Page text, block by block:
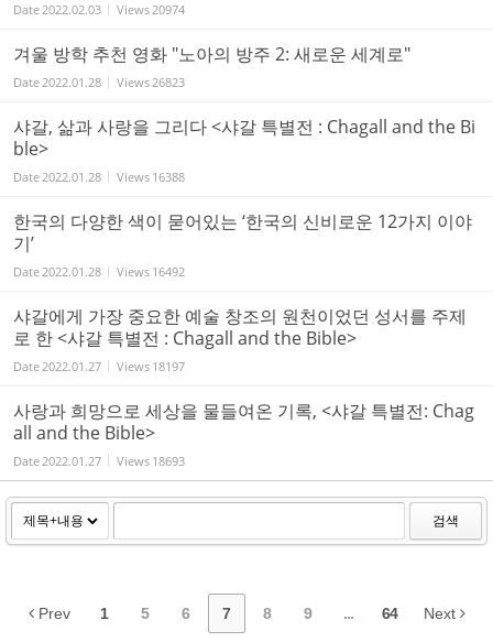
Date2022.02.03 Views20974
겨울 방학 추천 영화 "노아의 방주 2: 새로운 세계로"
Date2022.01.28 Views26823
샤갈, 삶과 사랑을 그리다 <샤갈 특별전 : Chagall and the Bi
ble>
Date2022.01.28 Views 16388
한국의 다양한 색이 묻어있는 ‘한국의 신비로운 12가지 이야
기’
Date2022.01.28 Views 16492
샤갈에게 가장 중요한 예술 창조의 원천이었던 성서를 주제
로 한 <샤갈 특별전 : Chagall and the Bible>
Date2022.01.27 Views 18197
사랑과 희망으로 세상을 물들여온 기록, <샤갈 특별전: Chag
all and the Bible>
Date2022.01.27 Views 18693
검색
Prev 1 5 6 7 8 9 ... 64 Next